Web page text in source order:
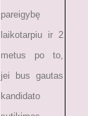
pareigybę
laikotarpiu ir 2
metus po to,
jei bus gautas
kandidato